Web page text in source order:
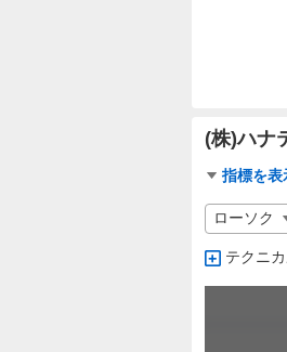
(株)ハナ
チ
ャ
ー
ト
指
指標を表
チ
ャ
ー テクニ